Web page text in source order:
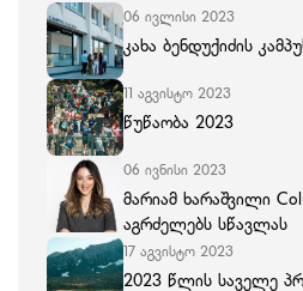
06 ივლისი 2023
კახა ბენდუქიძის
11 აგვისტო 2023
წუწაობა 2023
06 ივნისი 2023
მარიამ ხარაშვილი
აგრძელებს სწავლას
17 აგვისტო 2023
2023 წლის საველე